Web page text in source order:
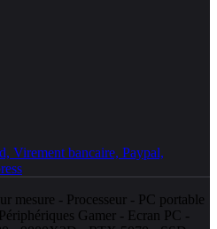
mesure - Processeur- PC portable
Périphériques Gamer - Ecran PC -